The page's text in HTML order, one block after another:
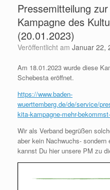
Pressemitteilung
Kampagne des
(20.01.2023)
Veröffentlicht am Januar 22,
Am 18.01.2023 wurde diese
Schebesta eröffnet.
https://www.baden-
wuerttemberg.de/de/service/
kita-kampagne-mehr-
Wir als Verband begrüßen
aber kein Nachwuchs- sondern
kannst Du hier unsere PM zu